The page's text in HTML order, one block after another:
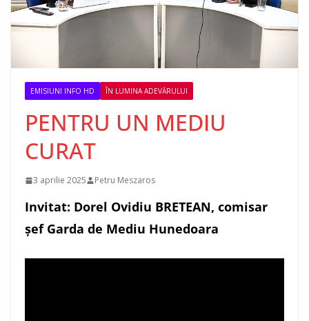
EMISIUNI INFO HD ÎN LUMINA ADEVĂRULUI
PENTRU UN MEDIU
CURAT
3 aprilie 2025 Petru Meszaros
Invitat: Dorel Ovidiu BRETEAN, comisar
șef Garda de Mediu Hunedoara